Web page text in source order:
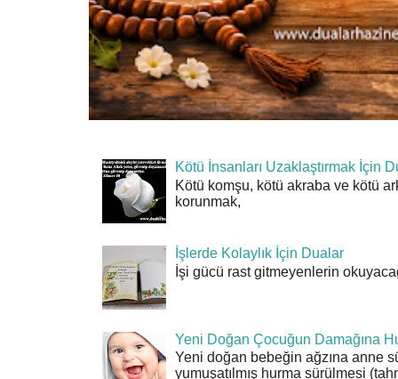
Kötü İnsanları Uzaklaştırmak İçin
Kötü komşu, kötü akraba ve kötü
korunmak,
İşlerde Kolaylık İçin Dualar
İşi gücü rast gitmeyenlerin
Yeni Doğan Çocuğun Damağına
Yeni doğan bebeğin ağzına anne
yumuşatılmış hurma sürülmesi